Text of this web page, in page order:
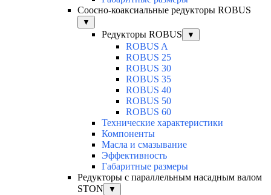
Соосно-коаксиальные редукторы ROBUS
▼
Редукторы ROBUS ▼
ROBUS A
ROBUS 25
ROBUS 30
ROBUS 35
ROBUS 40
ROBUS 50
ROBUS 60
Технические характеристики
Компоненты
Масла и смазывание
Эффективность
Габаритные размеры
Редукторы с параллельным насадным валом
STON
▼